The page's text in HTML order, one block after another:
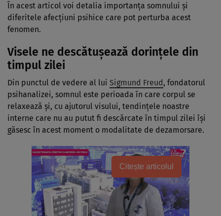
În acest articol voi detalia importanța somnului și
diferitele afecțiuni psihice care pot perturba acest
fenomen.
Visele ne descătușează dorințele din
timpul zilei
Din punctul de vedere al lui Sigmund Freud, fondatorul
psihanalizei, somnul este perioada în care corpul se
relaxează și, cu ajutorul visului, tendințele noastre
interne care nu au putut fi descărcate în timpul zilei își
găsesc în acest moment o modalitate de dezamorsare.
Citește articolul